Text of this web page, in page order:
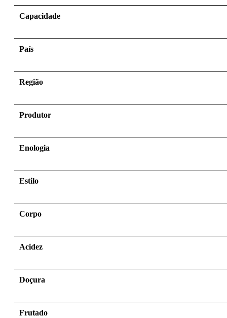
Capacidade
País
Região
Produtor
Enologia
Estilo
Corpo
Acidez
Doçura
Frutado